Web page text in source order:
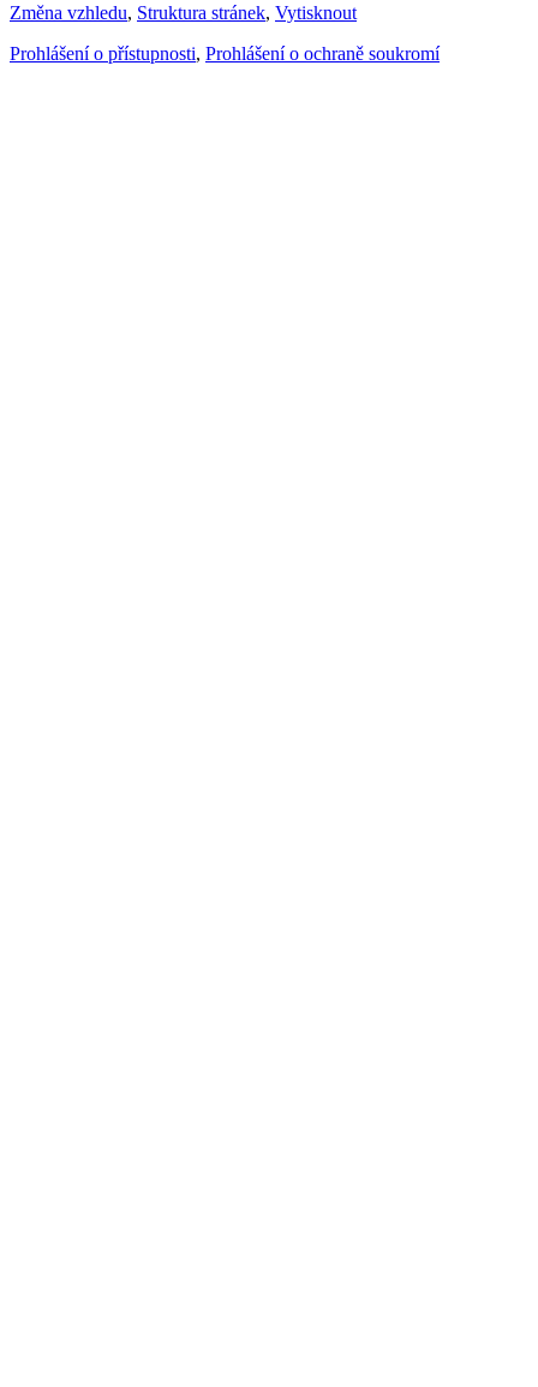
Změna vzhledu, Struktura stránek, Vytisknout
Prohlášení o přístupnosti, Prohlášení o ochraně soukromí